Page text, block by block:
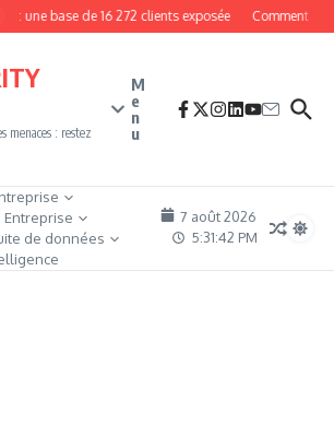
une base de 16 272 clients exposée Comment
menaces : restez
M
e
n
u
Entreprise
de données
7 août 2026
5:31:43 PM